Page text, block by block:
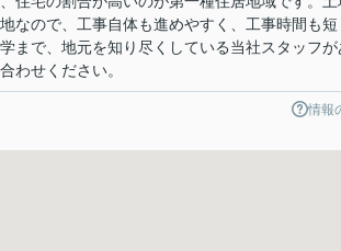
なので、工事自体も進めやすく、工事時間も短
まで、地元を知り尽くしている当社スタッフが
わせください。
情報